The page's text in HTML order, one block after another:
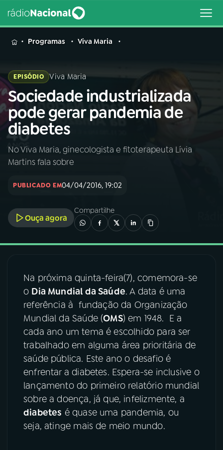
MENU
Buscar
na
Rádio
Nacional
Buscar
AO VIVO
INÍCIO
A RÁDIO
03PROGRAMAÇÃO
04 PROGRAMAS
PODCASTS
06VIDEOCASTS
08FESTIVAL DE MÚSICA
Programas Viva Maria
EPISÓDIO Viva Maria
Sociedade industrializada
pode gerar pandemia de
diabetes
No Viva Maria, ginecologista e fitoterapeuta Lívia
Martins fala sobre
PUBLICADO EM04/04/2016, 19:02
Ouça agora
Compartilhe
Na próxima quinta-feira(7), comemora-se
o Dia Mundial da Saúde. A data é uma
referência à fundação da Organização
Mundial da Saúde (OMS) em 1948. E a
cada ano um tema é escolhido para ser
trabalhado em alguma área prioritária de
saúde pública. Este ano o desafio é
enfrentar a diabetes. Espera-se inclusive o
lançamento do primeiro relatório mundial
sobre a doença, já que, infelizmente, a
diabetes é quase uma pandemia, ou
seja, atinge mais de meio mundo.